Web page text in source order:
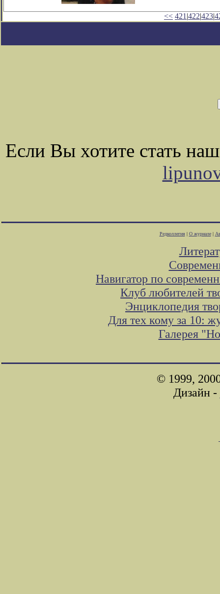
<< 421 |422|423|
Если Вы хотите стать
Редколлегия| О журнале|
Навигатор по
Клуб любителей
Энциклопедия
Для тех кому за 10:
Галерея
© 1999,
Дизайн -